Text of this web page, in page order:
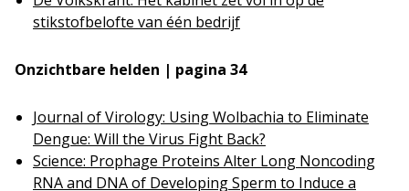
stikstofbelofte van één bedrijf
Onzichtbare helden | pagina 34
Journal of Virology: Using Wolbachia to Eliminate
Dengue: Will the Virus Fight Back?
Science: Prophage Proteins Alter Long Noncoding
RNA and DNA of Developing Sperm to Induce a